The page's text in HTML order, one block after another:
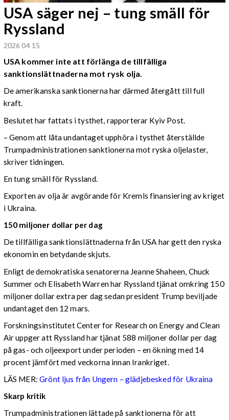
USA säger nej – tung smäll för
Ryssland
2026 04 15
USA kommer inte att förlänga de tillfälliga
sanktionslättnaderna mot rysk olja.
De amerikanska sanktionerna har därmed återgått till full
kraft.
Beslutet har fattats i tysthet, rapporterar Kyiv Post.
– Genom att låta undantaget upphöra i tysthet återställde
Trumpadministrationen sanktionerna mot ryska oljelaster,
skriver tidningen.
En tung smäll för Ryssland.
Exporten av olja är avgörande för Kremls finansiering av kriget
i Ukraina.
150 miljoner dollar per dag
De tillfälliga sanktionslättnaderna från USA har gett den ryska
ekonomin en betydande skjuts.
Enligt de demokratiska senatorerna Jeanne Shaheen, Chuck
Summer och Elisabeth Warren har Ryssland tjänat omkring 150
miljoner dollar extra per dag sedan president Trump beviljade
undantaget den 12 mars.
Forskningsinstitutet Center for Research on Energy and Clean
Air uppger att Ryssland har tjänat 588 miljoner dollar per dag
på gas- och oljeexport under perioden – en ökning med 14
procent jämfört med veckorna innan Irankriget.
LÄS MER:Grönt ljus från Ungern – glädjebesked för Ukraina
Skarp kritik
Trumpadministrationen lättade på sanktionerna för att